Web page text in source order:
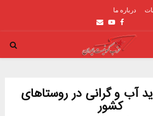
درباره ما
Facebook
Youtube
Email
آب و گرانی در روستاهای
کشور